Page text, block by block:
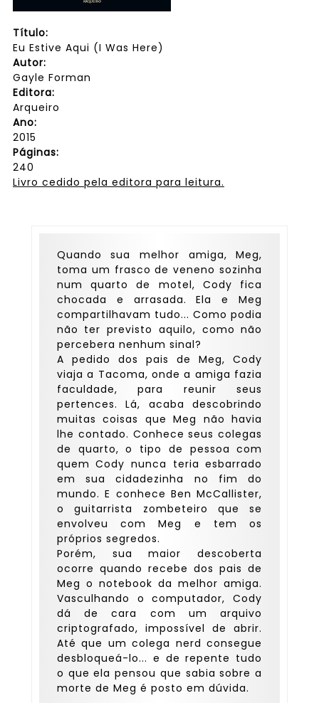
Título:
Eu Estive Aqui (I Was Here)
Autor:
Gayle Forman
Editora:
Arqueiro
Ano:
2015
Páginas:
240
Livro cedido pela editora para leitura.
Quando sua melhor amiga, Meg,
toma um frasco de veneno sozinha
num quarto de motel, Cody fica
chocada e arrasada. Ela e Meg
compartilhavam tudo... Como podia
não ter previsto aquilo, como não
percebera nenhum sinal?
A pedido dos pais de Meg, Cody
viaja a Tacoma, onde a amiga fazia
faculdade, para reunir seus
pertences. Lá, acaba descobrindo
muitas coisas que Meg não havia
lhe contado. Conhece seus colegas
de quarto, o tipo de pessoa com
quem Cody nunca teria esbarrado
em sua cidadezinha no fim do
mundo. E conhece Ben McCallister,
o guitarrista zombeteiro que se
envolveu com Meg e tem os
próprios segredos.
Porém, sua maior descoberta
ocorre quando recebe dos pais de
Meg o notebook da melhor amiga.
Vasculhando o computador, Cody
dá de cara com um arquivo
criptografado, impossível de abrir.
Até que um colega nerd consegue
desbloqueá-lo... e de repente tudo
o que ela pensou que sabia sobre a
morte de Meg é posto em dúvida.